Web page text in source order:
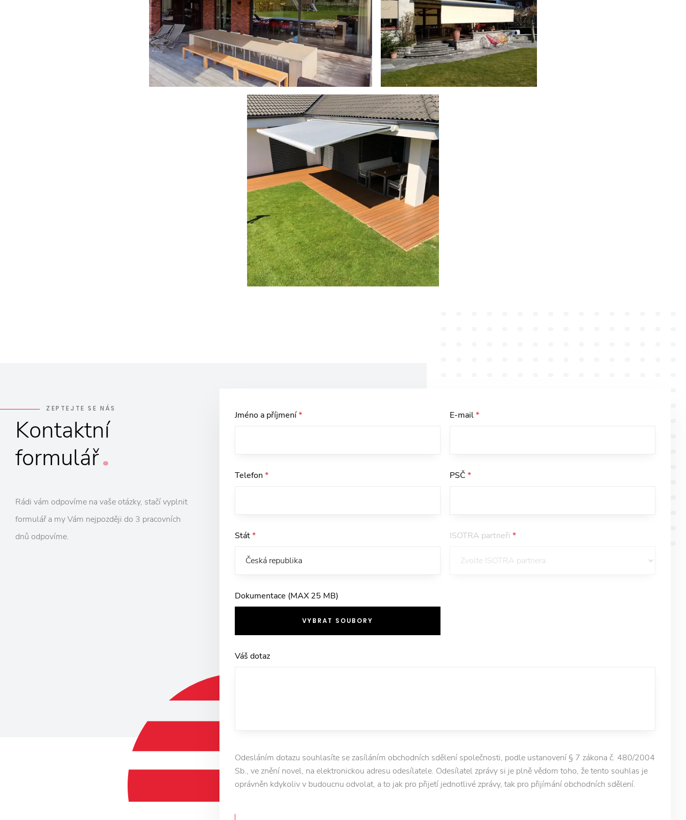
ZEPTEJTE SE NÁS
Kontaktní
formulář
Rádi vám odpovíme na vaše otázky, stačí vyplnit
formulář a my Vám nejpozději do 3 pracovních
dnů odpovíme.
Jméno a příjmení* E-mail*
Telefon * PSČ*
Stát* ISOTRA partneři*
Dokumentace (MAX 25 MB)
VYBRAT SOUBORY
Váš dotaz
Odesláním dotazu souhlasíte se zasíláním obchodních sdělení společnosti, podle ustanovení § 7 zákona č. 480/2004
Sb., ve znění novel, na elektronickou adresu odesílatele. Odesílatel zprávy si je plně vědom toho, že tento souhlas je
oprávněn kdykoliv v budoucnu odvolat, a to jak pro přijetí jednotlivé zprávy, tak pro přijímání obchodních sdělení.